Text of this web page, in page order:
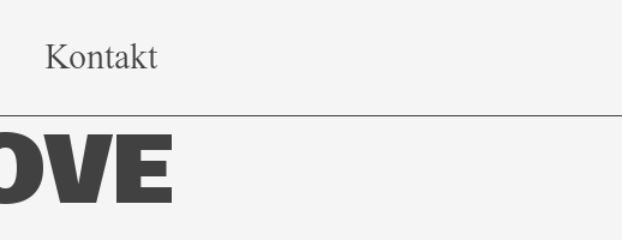
Kontakt